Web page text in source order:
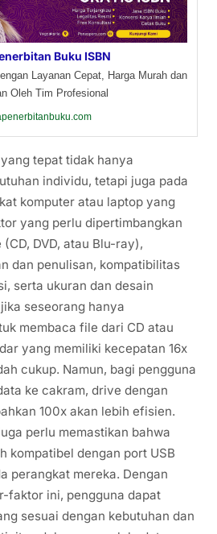
Buku ISBN
Layanan Cepat, Harga Murah dan
Oleh Tim Profesional
tepat tidak hanya
individu, tetapi juga pada
komputer atau laptop yang
yang perlu dipertimbangkan
DVD, atau Blu-ray),
dan penulisan, kompatibilitas
serta ukuran dan desain
seseorang hanya
membaca file dari CD atau
yang memiliki kecepatan 16x
cukup. Namun, bagi pengguna
ke cakram, drive dengan
100x akan lebih efisien.
perlu memastikan bahwa
kompatibel dengan port USB
perangkat mereka. Dengan
faktor ini, pengguna dapat
sesuai dengan kebutuhan dan